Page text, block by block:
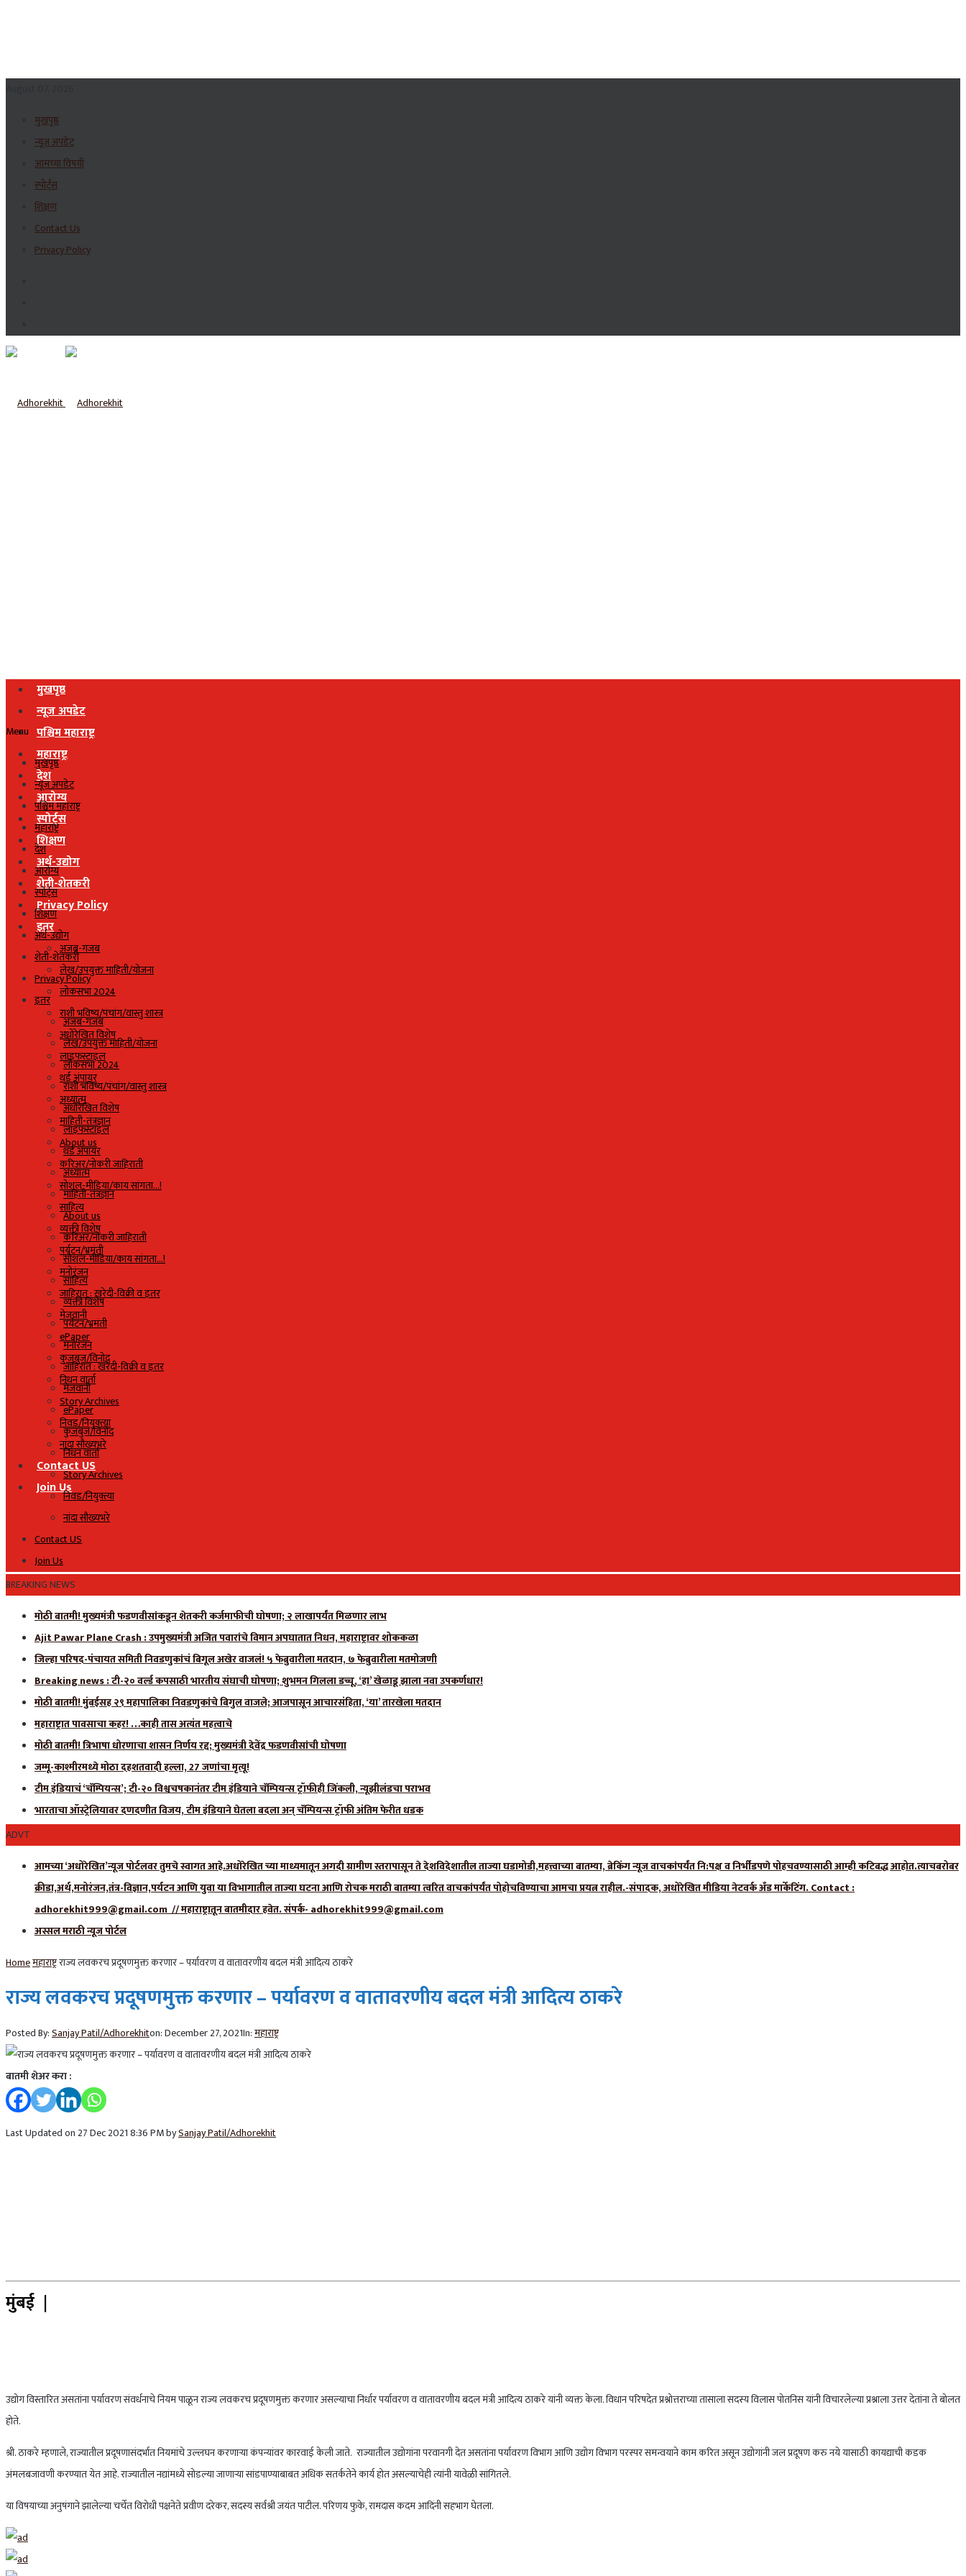
मुखपृष्ठ
न्यूज अपडेट
आमच्या विषयी
स्पोर्ट्स
शिक्षण
Contact Us
Privacy Policy
मुखपृष्ठ
न्यूज अपडेट
पश्चिम महाराष्ट्र
महाराष्ट्र
देश
आरोग्य
स्पोर्ट्स
शिक्षण
अर्थ-उद्योग
शेती-शेतकरी
Privacy Policy
इतर
अजब-गजब
लेख/उपयुक्त माहिती/योजना
लोकसभा 2024
राशी भविष्य/पंचांग/वास्तु शास्त्र
अधोरेखित विशेष
लाइफस्टाइल
थर्ड अंपायर
अध्यात्म
माहिती-तंत्रज्ञान
About us
करिअर/नोकरी जाहिराती
सोशल-मीडिया/काय सांगता…!
साहित्य
व्यक्ती विशेष
पर्यटन/भ्रमंती
मनोरंजन
जाहिरात : खरेदी-विक्री व इतर
मेजवानी
ePaper
कुजबुज/विनोद
निधन वार्ता
Story Archives
निवड/नियुक्त्या
नांदा सौख्यभरे
Contact US
Join Us
Menu
मुखपृष्ठ
न्यूज अपडेट
पश्चिम महाराष्ट्र
महाराष्ट्र
देश
आरोग्य
स्पोर्ट्स
शिक्षण
अर्थ-उद्योग
शेती-शेतकरी
Privacy Policy
इतर
अजब-गजब
लेख/उपयुक्त माहिती/योजना
लोकसभा 2024
राशी भविष्य/पंचांग/वास्तु शास्त्र
अधोरेखित विशेष
लाइफस्टाइल
थर्ड अंपायर
अध्यात्म
माहिती-तंत्रज्ञान
About us
करिअर/नोकरी जाहिराती
सोशल-मीडिया/काय सांगता…!
साहित्य
व्यक्ती विशेष
पर्यटन/भ्रमंती
मनोरंजन
जाहिरात : खरेदी-विक्री व इतर
मेजवानी
ePaper
कुजबुज/विनोद
निधन वार्ता
Story Archives
निवड/नियुक्त्या
नांदा सौख्यभरे
Contact US
Join Us
BREAKING NEWS
मोठी बातमी! मुख्यमंत्री फडणवीसांकडून शेतकरी कर्जमाफीची घोषणा; २ लाखापर्यंत मिळणार लाभ
Ajit Pawar Plane Crash : उपमुख्यमंत्री अजित पवारांचे विमान अपघातात निधन, महाराष्ट्रावर शोककळा
जिल्हा परिषद-पंचायत समिती निवडणुकांचं बिगूल अखेर वाजलं! ५ फेब्रुवारीला मतदान, ७ फेब्रुवारीला मतमोजणी
Breaking news : टी-२० वर्ल्ड कपसाठी भारतीय संघाची घोषणा; शुभमन गिलला डच्चू, ‘हा’ खेळाडू झाला नवा उपकर्णधार!
मोठी बातमी! मुंबईसह २९ महापालिका निवडणुकांचे बिगुल वाजले; आजपासून आचारसंहिता, ‘या’ तारखेला मतदान
महाराष्ट्रात पावसाचा कहर! …काही तास अत्यंत महत्वाचे
मोठी बातमी! त्रिभाषा धोरणाचा शासन निर्णय रद्द; मुख्यमंत्री देवेंद्र फडणवीसांची घोषणा
जम्मू-काश्मीरमध्ये मोठा दहशतवादी हल्ला, 27 जणांचा मृत्यू!
टीम इंडियाचं ‘चॅम्पियन्स’; टी-२० विश्वचषकानंतर टीम इंडियाने चॅम्पियन्स ट्रॉफीही जिंकली, न्यूझीलंडचा पराभव
भारताचा ऑस्ट्रेलियावर दणदणीत विजय, टीम इंडियाने घेतला बदला अन् चॅम्पियन्स ट्रॉफी अंतिम फेरीत धडक
ADVT
आमच्या ‘अधोरेखित’न्यूज पोर्टलवर तुमचे स्वागत आहे.अधोरेखित च्या माध्यमातून अगदी ग्रामीण स्तरापासून ते देशविदेशातील ताज्या घडामोडी,महत्त्वाच्या बातम्या, ब्रेकिंग न्यूज वाचकांपर्यंत नि:पक्ष व निर्भीडपणे पोहचवण्यासाठी आम्ही कटिबद्ध आहोत.त्याचबरोबर
क्रीडा,अर्थ,मनोरंजन,तंत्र-विज्ञान,पर्यटन आणि युवा या विभागातील ताज्या घटना आणि रोचक मराठी बातम्या त्वरित वाचकांपर्यंत पोहोचविण्याचा आमचा प्रयत्न राहील.-संपादक, अधोरेखित मीडिया नेटवर्क अँड मार्केटिंग. Contact :
adhorekhit999@gmail.com // महाराष्ट्रातून बातमीदार हवेत. संपर्क- adhorekhit999@gmail.com
अस्सल मराठी न्यूज पोर्टल
Homeमहाराष्ट्रराज्य लवकरच प्रदूषणमुक्त करणार – पर्यावरण व वातावरणीय बदल मंत्री आदित्य ठाकरे
राज्य लवकरच प्रदूषणमुक्त करणार – पर्यावरण व वातावरणीय बदल मंत्री आदित्य ठाकरे
Posted By:Sanjay Patil/Adhorekhiton:December 27, 2021In:महाराष्ट्र
बातमी शेअर करा :
Last Updated on 27 Dec 2021 8:36 PM bySanjay Patil/Adhorekhit
मुंबई |
उद्योग विस्तारित असतांना पर्यावरण संवर्धनाचे नियम पाळून राज्य लवकरच प्रदूषणमुक्त करणार असल्याचा निर्धार पर्यावरण व वातावरणीय बदल मंत्री आदित्य ठाकरे यांनी व्यक्त केला. विधान परिषदेत प्रश्नोत्तराच्या तासाला सदस्य विलास पोतनिस यांनी विचारलेल्या प्रश्नाला उत्तर देतांना ते बोलत
होते.
श्री. ठाकरे म्हणाले, राज्यातील प्रदूषणासंदर्भात नियमांचे उल्लघन करणाऱ्या कंपन्यांवर कारवाई केली जाते. राज्यातील उद्योगांना परवानगी देत असतांना पर्यावरण विभाग आणि उद्योग विभाग परस्पर समन्वयाने काम करित असून उद्योगांनी जल प्रदूषण करु नये यासाठी कायद्याची कडक
अंमलबजावणी करण्यात येत आहे. राज्यातील नद्यांमध्ये सोडल्या जाणाऱ्या सांडपाण्याबाबत अधिक सतर्कतेने कार्य होत असल्याचेही त्यांनी यावेळी सांगितले.
या विषयाच्या अनुषंगाने झालेल्या चर्चेत विरोधी पक्षनेते प्रवीण दरेकर, सदस्य सर्वश्री जयंत पाटील. परिणय फुके, रामदास कदम आदिंनी सहभाग घेतला.